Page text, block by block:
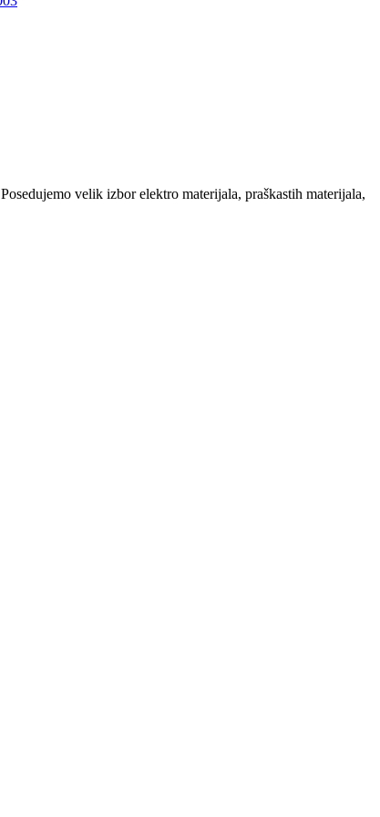
velik izbor elektro materijala, praškastih materijala,